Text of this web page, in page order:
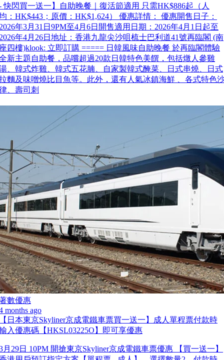
快閃買一送一】自助晚餐｜復活節適用 只需HK$886起（人
：HK$443；原價：HK$1,624） 優惠詳情： 優惠開售日子：
年3月31日9PM至4月6日開售適用日期：2026年4月1日起至
年4月26日地址：香港九龍尖沙咀梳士巴利道41號再臨閣 (南
四樓)klook: 立即訂購 ===== 日韓風味自助晚餐 於再臨閣體驗
新主題自助餐，品嚐超過20款日韓特色美饌，包括燉人參雞
、韓式炸雞、韓式五花腩、自家製韓式醃菜、日式串燒、日式
麵及味噌燒比目魚等。此外，還有人氣冰鎮海鮮 、各式特色
、壽司刺
數優惠
months ago
日本東京Skyliner京成電鐵車票買一送一】成人單程票付款時
入優惠碼【HKSL03225O】即可享優惠
月29日 10PM 開搶東京Skyliner京成電鐵車票優惠 【買一送一】